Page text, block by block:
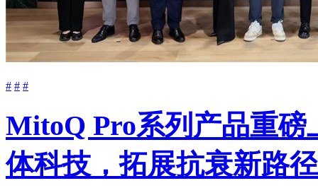
# # #
MitoQ Pro系列产品重磅
体科技，拓展抗衰新路径